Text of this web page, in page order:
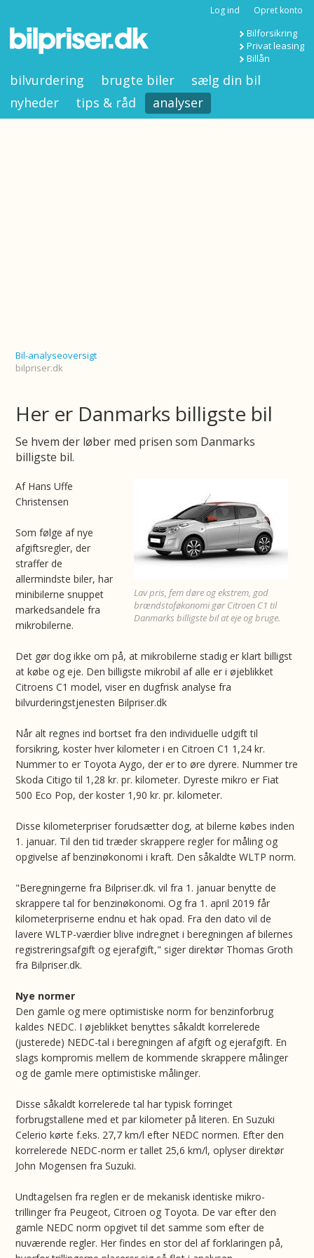
Log ind Opret konto
Bilforsikring
Privat leasing
Billån
bilvurdering brugte biler
sælg din bil
nyheder
tips & råd analyser
Bil-analyseoversigt
bilpriser.dk
Her er Danmarks billigste bil
Se hvem der løber med prisen som Danmarks
billigste bil.
Lav pris, fem døre og ekstrem, god
brændstoføkonomi gør Citroen C1 til
Danmarks billigste bil at eje og bruge.
Af Hans Uffe
Christensen
Som følge af nye
afgiftsregler, der
straffer de
allermindste biler, har
minibilerne snuppet
markedsandele fra
mikrobilerne.
Det gør dog ikke om på, at mikrobilerne stadig er klart billigst
at købe og eje. Den billigste mikrobil af alle er i øjeblikket
Citroens C1 model, viser en dugfrisk analyse fra
bilvurderingstjenesten Bilpriser.dk
Når alt regnes ind bortset fra den individuelle udgift til
forsikring, koster hver kilometer i en Citroen C1 1,24 kr.
Nummer to er Toyota Aygo, der er to øre dyrere. Nummer tre
Skoda Citigo til 1,28 kr. pr. kilometer. Dyreste mikro er Fiat
500 Eco Pop, der koster 1,90 kr. pr. kilometer.
Disse kilometerpriser forudsætter dog, at bilerne købes inden
1. januar. Til den tid træder skrappere regler for måling og
opgivelse af benzinøkonomi i kraft. Den såkaldte WLTP norm.
"Beregningerne fra Bilpriser.dk. vil fra 1. januar benytte de
skrappere tal for benzinøkonomi. Og fra 1. april 2019 får
kilometerpriserne endnu et hak opad. Fra den dato vil de
lavere WLTP-værdier blive indregnet i beregningen af bilernes
registreringsafgift og ejerafgift," siger direktør Thomas Groth
fra Bilpriser.dk.
Nye normer
Den gamle og mere optimistiske norm for benzinforbrug
kaldes NEDC. I øjeblikket benyttes såkaldt korrelerede
(justerede) NEDC-tal i beregningen af afgift og ejerafgift. En
slags kompromis mellem de kommende skrappere målinger
og de gamle mere optimistiske målinger.
Disse såkaldt korrelerede tal har typisk forringet
forbrugstallene med et par kilometer på literen. En Suzuki
Celerio kørte f.eks. 27,7 km/l efter NEDC normen. Efter den
korrelerede NEDC-norm er tallet 25,6 km/l, oplyser direktør
John Mogensen fra Suzuki.
Undtagelsen fra reglen er de mekanisk identiske mikro-
trillinger fra Peugeot, Citroen og Toyota. De var efter den
gamle NEDC norm opgivet til det samme som efter de
nuværende regler. Her findes en stor del af forklaringen på,